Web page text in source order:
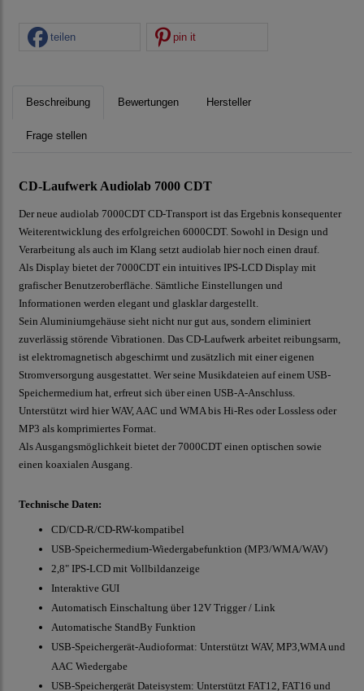
teilen pin it
Beschreibung Bewertungen Hersteller
Frage stellen
CD-Laufwerk Audiolab 7000 CDT
Der neue audiolab 7000CDT CD-Transport ist das Ergebnis konsequenter
Weiterentwicklung des erfolgreichen 6000CDT. Sowohl in Design und
Verarbeitung als auch im Klang setzt audiolab hier noch einen drauf.
Als Display bietet der 7000CDT ein intuitives IPS-LCD Display mit
grafischer Benutzeroberfläche. Sämtliche Einstellungen und
Informationen werden elegant und glasklar dargestellt.
Sein Aluminiumgehäuse sieht nicht nur gut aus, sondern eliminiert
zuverlässig störende Vibrationen. Das CD-Laufwerk arbeitet reibungsarm,
ist elektromagnetisch abgeschirmt und zusätzlich mit einer eigenen
Stromversorgung ausgestattet. Wer seine Musikdateien auf einem USB-
Speichermedium hat, erfreut sich über einen USB-A-Anschluss.
Unterstützt wird hier WAV, AAC und WMA bis Hi-Res oder Lossless oder
MP3 als komprimiertes Format.
Als Ausgangsmöglichkeit bietet der 7000CDT einen optischen sowie
einen koaxialen Ausgang.
Technische Daten:
CD/CD-R/CD-RW-kompatibel
USB-Speichermedium-Wiedergabefunktion (MP3/WMA/WAV)
2,8" IPS-LCD mit Vollbildanzeige
Interaktive GUI
Automatisch Einschaltung über 12V Trigger / Link
Automatische StandBy Funktion
USB-Speichergerät-Audioformat: Unterstützt WAV, MP3,WMA und
AAC Wiedergabe
USB-Speichergerät Dateisystem: Unterstützt FAT12, FAT16 und